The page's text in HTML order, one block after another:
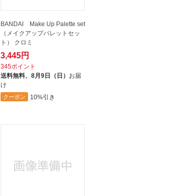
BANDAI Make Up Palette set
（メイクアップパレットセッ
ト） クロミ
3,445円
345ポイント
送料無料、 8月9日（日） お届
け
クーポン 10%引き